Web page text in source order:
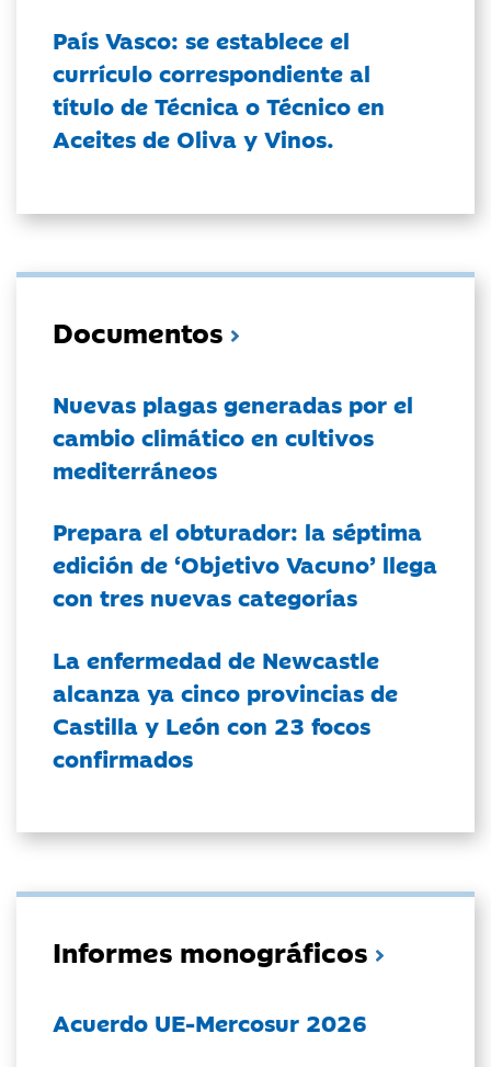
País Vasco: se establece el
currículo correspondiente al
título de Técnica o Técnico en
Aceites de Oliva y Vinos.
Documentos
Nuevas plagas generadas por el
cambio climático en cultivos
mediterráneos
Prepara el obturador: la séptima
edición de ‘Objetivo Vacuno’ llega
con tres nuevas categorías
La enfermedad de Newcastle
alcanza ya cinco provincias de
Castilla y León con 23 focos
confirmados
Informes monográficos
Acuerdo UE-Mercosur 2026